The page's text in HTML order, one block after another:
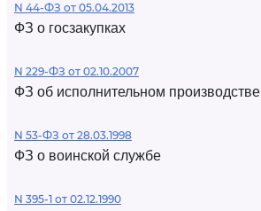
N 44-ФЗ от 05.04.2013
ФЗ о госзакупках
N 229-ФЗ от 02.10.2007
ФЗ об исполнительном производстве
N 53-ФЗ от 28.03.1998
ФЗ о воинской службе
N 395-1 от 02.12.1990